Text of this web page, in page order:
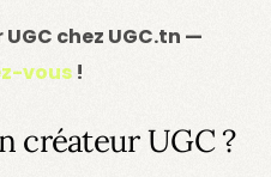
chez UGC.tn —
vous !
créateur UGC ?